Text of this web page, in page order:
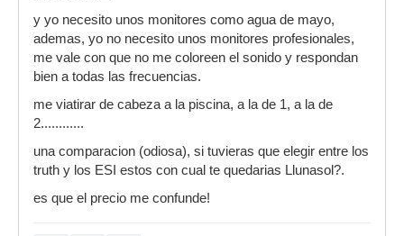
y yo necesito unos monitores como agua de mayo,
ademas, yo no necesito unos monitores profesionales,
me vale con que no me coloreen el sonido y respondan
bien a todas las frecuencias.
me viatirar de cabeza a la piscina, a la de 1, a la de
2............
una comparacion (odiosa), si tuvieras que elegir entre los
truth y los ESI estos con cual te quedarias Llunasol?.
es que el precio me confunde!